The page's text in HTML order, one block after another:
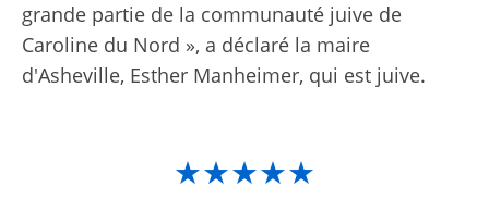
grande partie de la communauté juive de
Caroline du Nord », a déclaré la maire
d'Asheville, Esther Manheimer, qui est juive.
★★★★★